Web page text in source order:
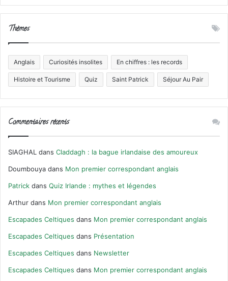
Thèmes
Anglais Curiosités insolites En chiffres : les records
Histoire et Tourisme Quiz Saint Patrick Séjour Au Pair
Commentaires récents
SIAGHAL dans Claddagh : la bague irlandaise des amoureux
Doumbouya dans Mon premier correspondant anglais
Patrick dans Quiz Irlande : mythes et légendes
Arthur dans Mon premier correspondant anglais
Escapades Celtiques dans Mon premier correspondant anglais
Escapades Celtiques dans Présentation
Escapades Celtiques dans Newsletter
Escapades Celtiques dans Mon premier correspondant anglais